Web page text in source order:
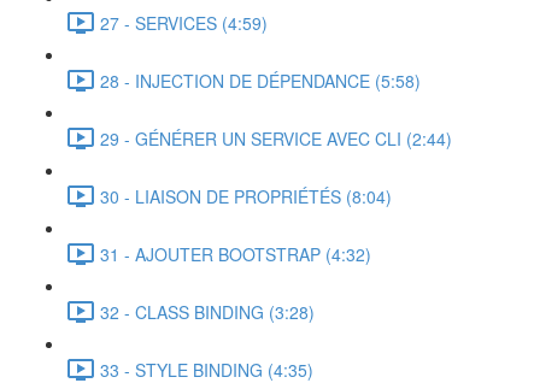
27 - SERVICES (4:59)
28 - INJECTION DE DÉPENDANCE (5:58)
29 - GÉNÉRER UN SERVICE AVEC CLI (2:44)
30 - LIAISON DE PROPRIÉTÉS (8:04)
31 - AJOUTER BOOTSTRAP (4:32)
32 - CLASS BINDING (3:28)
33 - STYLE BINDING (4:35)